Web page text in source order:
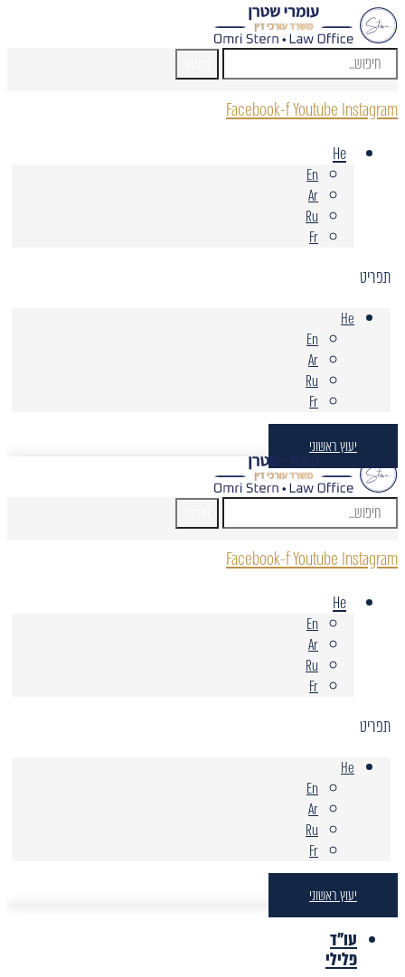
Facebook-fYoutube Instagram
He
En
Ar
Ru
Fr
תפריט
He
En
Ar
Ru
Fr
יעוץ ראשוני
Facebook-fYoutube Instagram
He
En
Ar
Ru
Fr
תפריט
He
En
Ar
Ru
Fr
יעוץ ראשוני
עו"ד
פלילי